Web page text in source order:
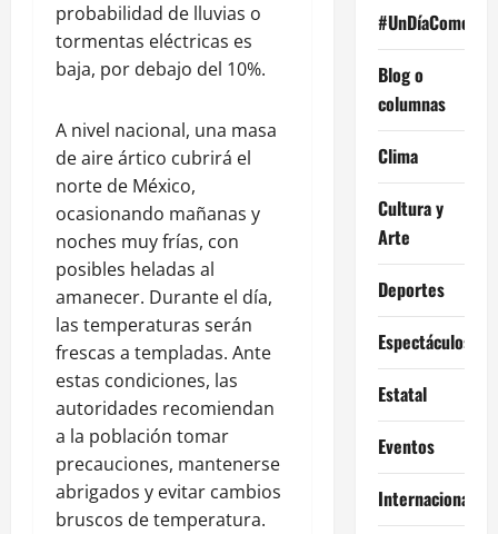
probabilidad de lluvias o
tormentas eléctricas es
baja, por debajo del 10%.
A nivel nacional, una masa
de aire ártico cubrirá el
norte de México,
ocasionando mañanas y
noches muy frías, con
posibles heladas al
amanecer. Durante el día,
las temperaturas serán
frescas a templadas. Ante
estas condiciones, las
autoridades recomiendan
a la población tomar
precauciones, mantenerse
abrigados y evitar cambios
bruscos de temperatura.
#UnDíaComoHoy
Blog o
columnas
Clima
Cultura y
Arte
Deportes
Espectáculos
Estatal
Eventos
Internacional